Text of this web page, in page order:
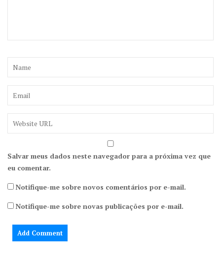
Salvar meus dados neste navegador para a próxima vez que
eu comentar.
Notifique-me sobre novos comentários por e-mail.
Notifique-me sobre novas publicações por e-mail.